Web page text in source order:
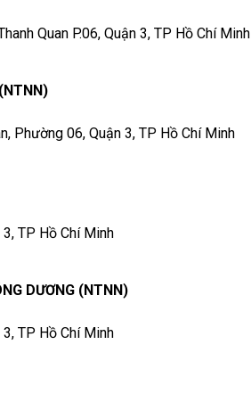
Quan P.06, Quận 3, TP Hồ Chí Minh
Phường 06, Quận 3, TP Hồ Chí Minh
TP Hồ Chí Minh
DƯƠNG (NTNN)
TP Hồ Chí Minh